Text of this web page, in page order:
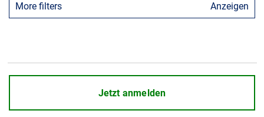
Presse & Events
More filters Anzeigen
Jetzt anmelden